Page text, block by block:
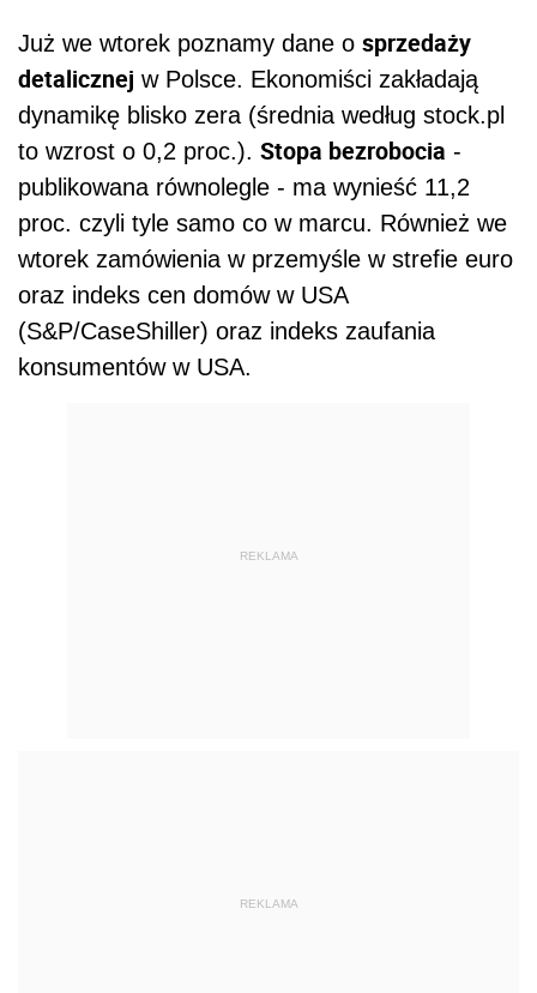
Już we wtorek poznamy dane o sprzedaży
detalicznej w Polsce. Ekonomiści zakładają
dynamikę blisko zera (średnia według stock.pl
to wzrost o 0,2 proc.). Stopa bezrobocia -
publikowana równolegle - ma wynieść 11,2
proc. czyli tyle samo co w marcu. Również we
wtorek zamówienia w przemyśle w strefie euro
oraz indeks cen domów w USA
(S&P/CaseShiller) oraz indeks zaufania
konsumentów w USA.
REKLAMA
REKLAMA